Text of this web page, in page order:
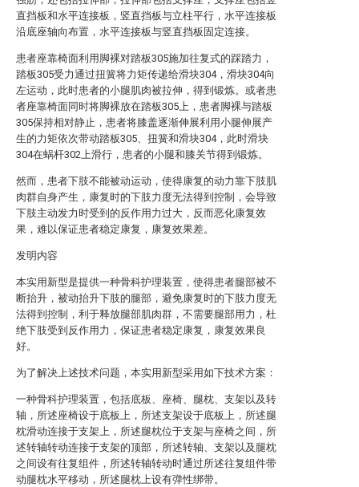
直挡板和水平连接板，竖直挡板与立柱平行，水平连接板
沿底座轴向布置，水平连接板与竖直挡板固定连接。
患者座靠椅面利用脚裸对踏板305施加往复式的踩踏力，
踏板305受力通过扭簧将力矩传递给滑块304，滑块304向
左运动，此时患者的小腿肌肉被拉伸，得到锻炼。或者患
者座靠椅面同时将脚裸放在踏板305上，患者脚裸与踏板
305保持相对静止，患者将膝盖逐渐伸展利用小腿伸展产
生的力矩依次带动踏板305、扭簧和滑块304，此时滑块
304在蜗杆302上滑行，患者的小腿和膝关节得到锻炼。
然而，患者下肢不能被动运动，使得康复的动力靠下肢肌
肉群自身产生，康复时的下肢力度无法得到控制，会导致
下肢主动发力时受到的反作用力过大，反而恶化康复效
果，难以保证患者稳定康复，康复效果差。
发明内容
本实用新型是提供一种骨科护理装置，使得患者腿部被不
断抬升，被动抬升下肢的腿部，避免康复时的下肢力度无
法得到控制，利于释放腿部肌肉群，不需要腿部用力，杜
绝下肢受到反作用力，保证患者稳定康复，康复效果良
好。
为了解决上述技术问题，本实用新型采用如下技术方案：
一种骨科护理装置，包括底板、座椅、腿枕、支架以及转
轴，所述座椅设于底板上，所述支架设于底板上，所述腿
枕滑动连接于支架上，所述腿枕位于支架与座椅之间，所
述转轴转动连接于支架的顶部，所述转轴、支架以及腿枕
之间设有往复组件，所述转轴转动时通过所述往复组件带
动腿枕水平移动，所述腿枕上设有弹性绑带。